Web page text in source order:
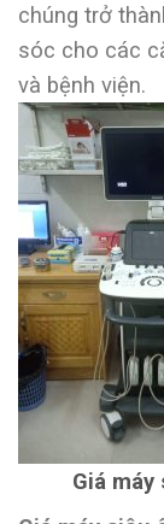
chúng trở
sóc cho các
và bệnh viện.
Giá